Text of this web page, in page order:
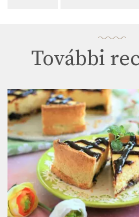
További